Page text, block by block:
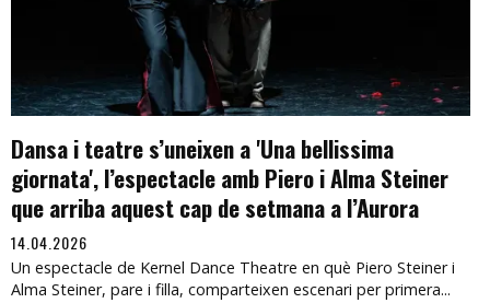
Dansa i teatre s’uneixen a 'Una bellissima
giornata', l’espectacle amb Piero i Alma Steiner
que arriba aquest cap de setmana a l’Aurora
14.04.2026
Un espectacle de Kernel Dance Theatre en què Piero Steiner i
Alma Steiner, pare i filla, comparteixen escenari per primera...